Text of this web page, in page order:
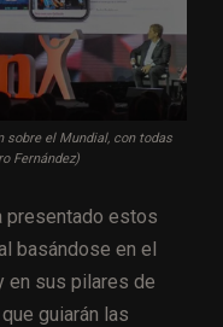
sobre el Mundial, con todas
Fernández)
presentado estos
basándose en el
en sus pilares de
guiarán las